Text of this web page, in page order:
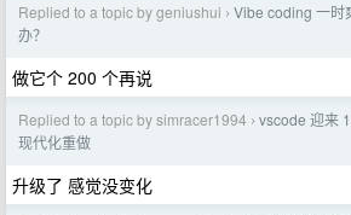
Replied to a topic by geniushui › Vibe coding 一时
办？
做它个 200 个再说
Replied to a topic by simracer1994 › vscode 迎来
现代化重做
升级了 感觉没变化